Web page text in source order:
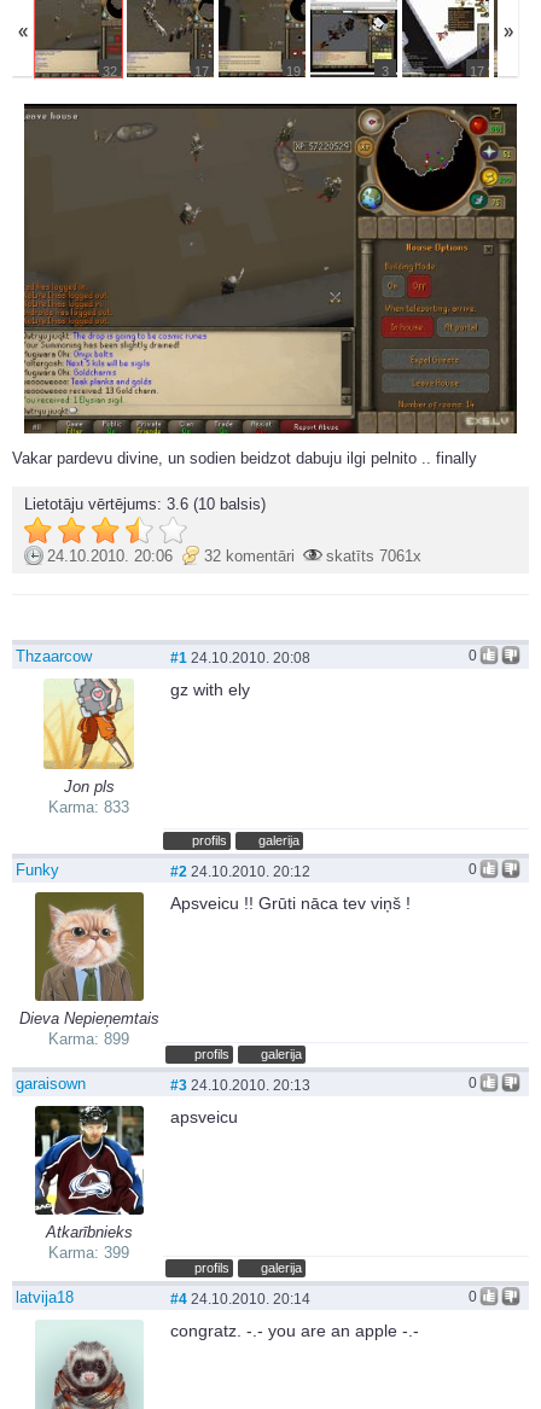
«
32 17 19 3 17
»
Vakar pardevu divine, un sodien beidzot dabuju ilgi pelnito .. finally
Lietotāju vērtējums: 3.6 (10 balsis)
24.10.2010. 20:06 32 komentāri skatīts 7061x
Thzaarcow
Jon pls
Karma: 833
0
#1 24.10.2010. 20:08
gz with ely
profils galerija
Funky
Dieva Nepieņemtais
Karma: 899
0
#2 24.10.2010. 20:12
Apsveicu !! Grūti nāca tev viņš !
profils galerija
garaisown
Atkarībnieks
Karma: 399
0
#3 24.10.2010. 20:13
apsveicu
profils galerija
latvija18 0
#4 24.10.2010. 20:14
congratz. -.- you are an apple -.-